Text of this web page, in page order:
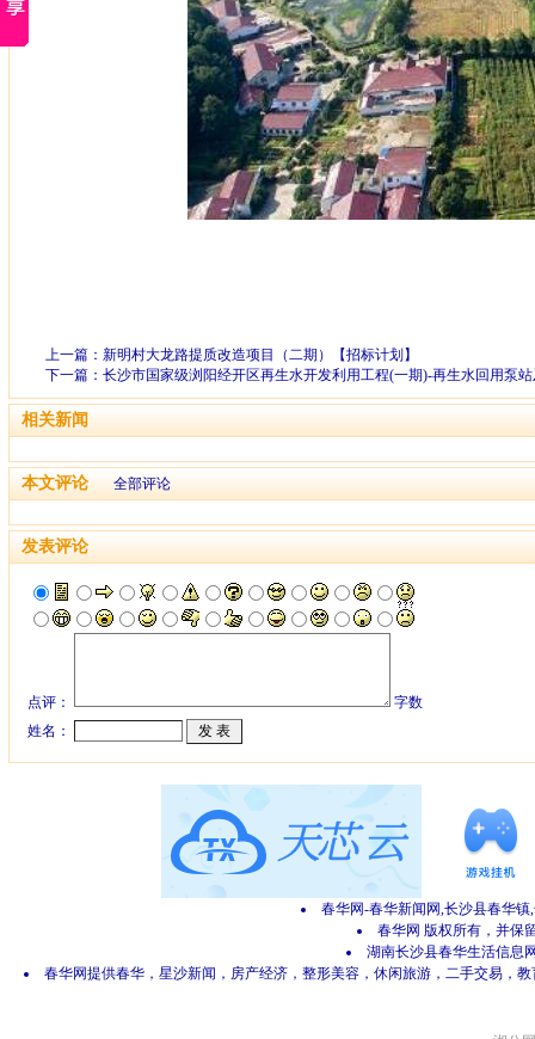
上一篇： 新明村大龙路提质改造项目（二期）【招标计划】
下一篇： 长沙市国家级浏阳经开区再生水开发利用工程(一期)-再生水回用泵
相关新闻
本文评论 全部评论
发表评论
点评：
字数
姓名：
春华网-春华新闻网,长沙县春华
春华网 版权所有，并保
湖南长沙县春华生活信息
春华网提供春华，星沙新闻，房产经济，整形美容，休闲旅游，二手交易，